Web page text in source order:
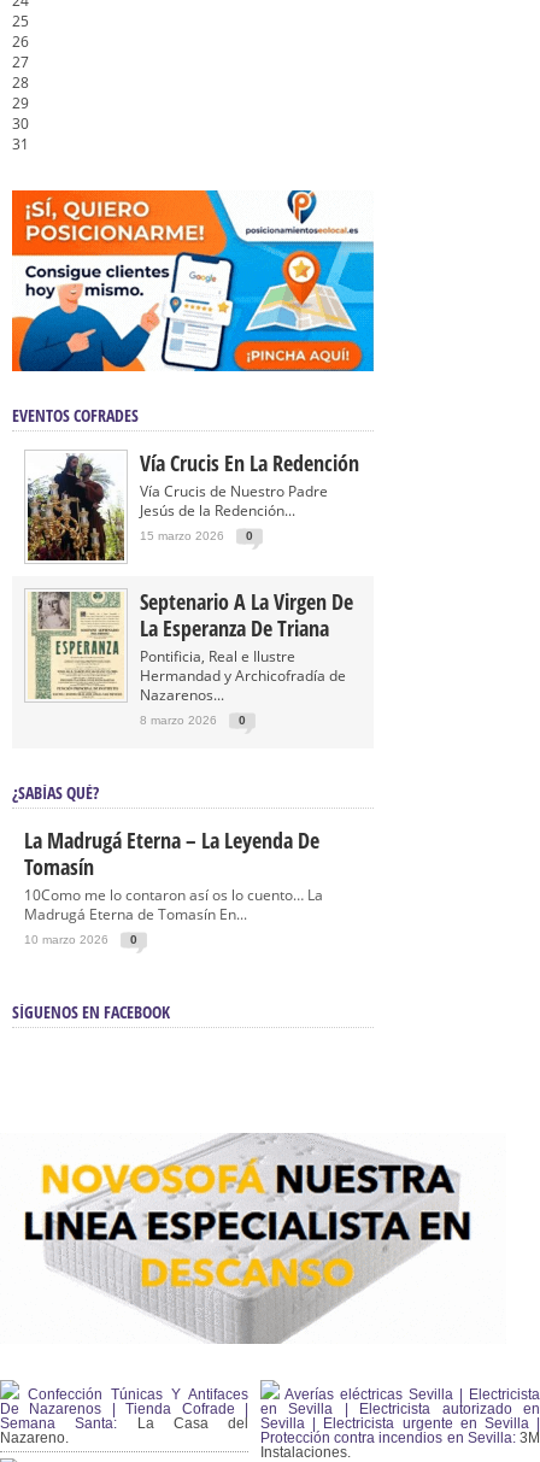
25
26
27
28
29
30
31
EVENTOS COFRADES
Vía Crucis En La Redención
Vía Crucis de Nuestro Padre
Jesús de la Redención...
15 marzo 2026 0
Septenario A La Virgen De
La Esperanza De Triana
Pontificia, Real e Ilustre
Hermandad y Archicofradía de
Nazarenos...
8 marzo 2026 0
¿SABÍAS QUÉ?
La Madrugá Eterna – La Leyenda De
Tomasín
10Como me lo contaron así os lo cuento… La
Madrugá Eterna de Tomasín En...
10 marzo 2026 0
SÍGUENOS EN FACEBOOK
Confección Túnicas Y Antifaces
De Nazarenos | Tienda Cofrade |
Semana Santa: La Casa del
Nazareno.
Averías eléctricas Sevilla | Electricista
en Sevilla | Electricista autorizado en
Sevilla | Electricista urgente en Sevilla |
Protección contra incendios en Sevilla:3M
Instalaciones.